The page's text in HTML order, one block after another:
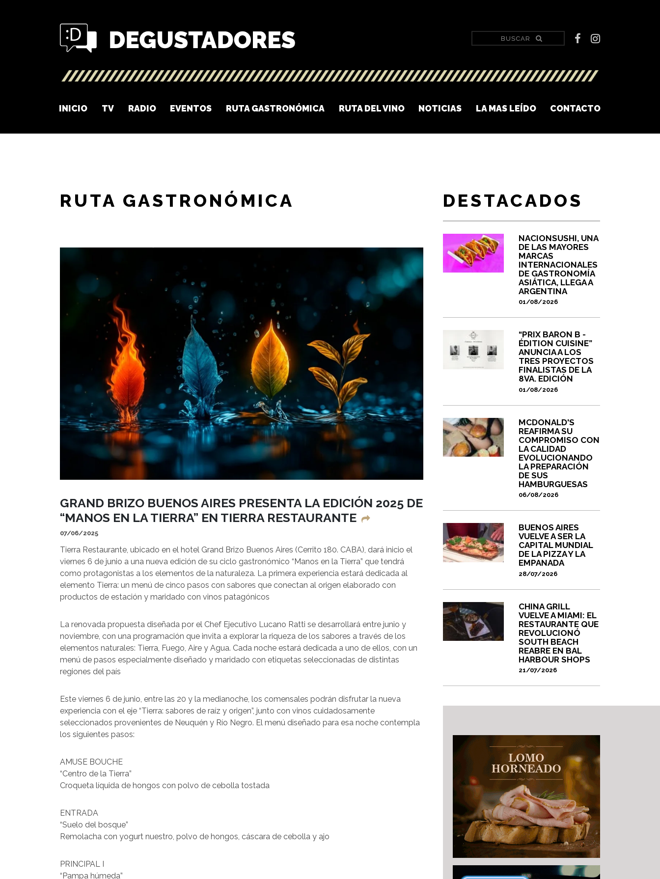
INICIO TV RADIO EVENTOS RUTA GASTRONÓMICA RUTA DEL VINO NOTICIAS LA MAS LEÍDO CONTACTO
RUTA GASTRONÓMICA
GRAND BRIZO BUENOS AIRES PRESENTA LA EDICIÓN 2025 DE
“MANOS EN LA TIERRA” EN TIERRA RESTAURANTE
07/06/2025
Tierra Restaurante, ubicado en el hotel Grand Brizo Buenos Aires (Cerrito 180. CABA), dará inicio el
viernes 6 de junio a una nueva edición de su ciclo gastronómico “Manos en la Tierra” que tendrá
como protagonistas a los elementos de la naturaleza. La primera experiencia estará dedicada al
elemento Tierra: un menú de cinco pasos con sabores que conectan al origen elaborado con
productos de estación y maridado con vinos patagónicos
La renovada propuesta diseñada por el Chef Ejecutivo Lucano Ratti se desarrollará entre junio y
noviembre, con una programación que invita a explorar la riqueza de los sabores a través de los
elementos naturales: Tierra, Fuego, Aire y Agua. Cada noche estará dedicada a uno de ellos, con un
menú de pasos especialmente diseñado y maridado con etiquetas seleccionadas de distintas
regiones del país
Este viernes 6 de junio, entre las 20 y la medianoche, los comensales podrán disfrutar la nueva
experiencia con el eje “Tierra: sabores de raíz y origen”, junto con vinos cuidadosamente
seleccionados provenientes de Neuquén y Río Negro. El menú diseñado para esa noche contempla
los siguientes pasos:
AMUSE BOUCHE
“Centro de la Tierra”
Croqueta líquida de hongos con polvo de cebolla tostada
ENTRADA
“Suelo del bosque”
Remolacha con yogurt nuestro, polvo de hongos, cáscara de cebolla y ajo
PRINCIPAL I
“Pampa húmeda”
DESTACADOS
NACIONSUSHI, UNA
DE LAS MAYORES
MARCAS
INTERNACIONALES
DE GASTRONOMÍA
ASIÁTICA, LLEGA A
ARGENTINA
01/08/2026
“PRIX BARON B -
ÉDITION CUISINE”
ANUNCIA A LOS
TRES PROYECTOS
FINALISTAS DE LA
8VA. EDICIÓN
01/08/2026
MCDONALD'S
REAFIRMA SU
COMPROMISO CON
LA CALIDAD
EVOLUCIONANDO
LA PREPARACIÓN
DE SUS
HAMBURGUESAS
06/08/2026
BUENOS AIRES
VUELVE A SER LA
CAPITAL MUNDIAL
DE LA PIZZA Y LA
EMPANADA
28/07/2026
CHINA GRILL
VUELVE A MIAMI: EL
RESTAURANTE QUE
REVOLUCIONÓ
SOUTH BEACH
REABRE EN BAL
HARBOUR SHOPS
21/07/2026